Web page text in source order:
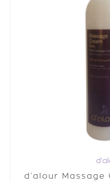
d’alour Massage